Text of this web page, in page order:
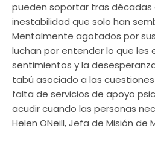
pueden soportar tras décadas
inestabilidad que solo han
Mentalmente agotados por
luchan por entender lo que les
sentimientos y la
tabú asociado a las
falta de servicios de apoyo
acudir cuando las personas
Helen ONeill, Jefa de Misión de